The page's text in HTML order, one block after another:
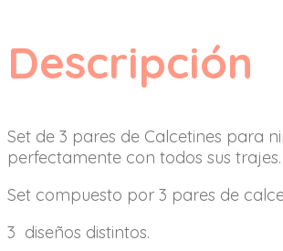
Descripción
Set de 3 pares de Calcetines para
perfectamente con todos sus trajes.
Set compuesto por 3 pares de
3 diseños distintos.